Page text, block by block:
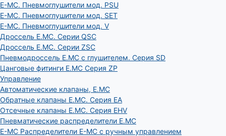
E-MC. Пневмоглушители мод. PSU
E-MC. Пневмоглушители мод. SET
E-MC. Пневмоглушители мод. V
Дроссель E.MC. Серии QSC
Дроссель E.MC. Серии ZSC
Пневмодроссель E.MC с глушителем. Серия SD
Цанговые фитинги E.MC Серия ZP
Управление
Автоматические клапаны, Е.МС
Обратные клапаны E.MC. Серия EA
Отсечные клапаны E.MC. Серия EHV
Пневматические распределители E.MC
E-MC Распределители E-MC с ручным управлением